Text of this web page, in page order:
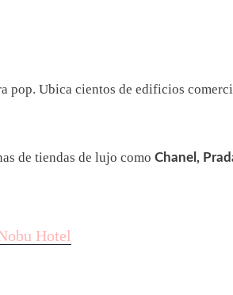
pop. Ubica cientos de edificios
de tiendas de lujo como Chanel,
Hotel